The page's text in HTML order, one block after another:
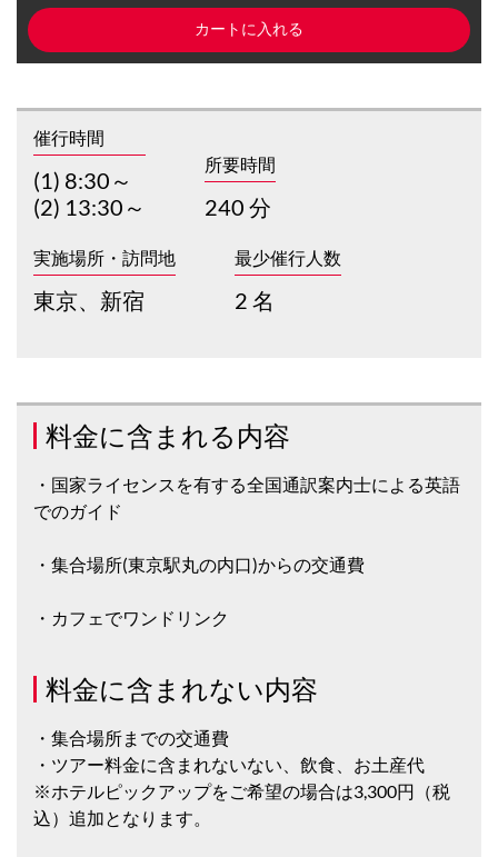
催行時間
(1) 8:30～
(2) 13:30～
所要時間
240 分
実施場所・訪問地
東京、新宿
最少催行人数
2 名
料金に含まれる内容
・国家ライセンスを有する全国通訳案内士による英語
でのガイド
・集合場所(東京駅丸の内口)からの交通費
・カフェでワンドリンク
料金に含まれない内容
・集合場所までの交通費
・ツアー料金に含まれないない、飲食、お土産代
※ホテルピックアップをご希望の場合は3,300円（税
込）追加となります。